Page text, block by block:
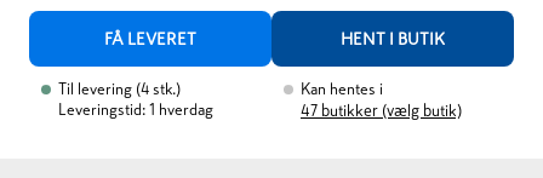
FÅ LEVERET HENT I BUTIK
Til levering (4 stk.)
Leveringstid: 1 hverdag
Kan hentes i
47 butikker (vælg butik)